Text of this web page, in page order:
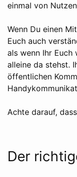
einmal von
Wenn Du einen
Euch auch
als wenn Ihr
alleine da stehst.
öffentlichen
Achte darauf,
Der